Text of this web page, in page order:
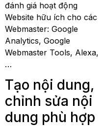
đánh giá hoạt động
Website hữu ích cho các
Webmaster: Google
Analytics, Google
Webmaster Tools, Alexa,
…
Tạo nội dung,
chỉnh sửa nội
dung phù hợp